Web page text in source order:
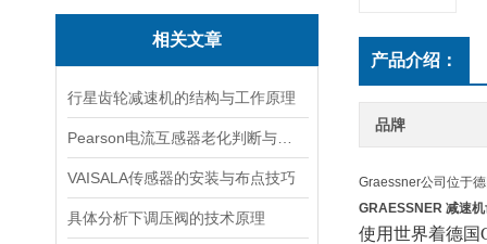
相关文章
行星齿轮减速机的结构与工作原理
VAISALA传感器的安装与布点技巧
具体分析下调压阀的技术原理
产品介绍：
品牌
Graessner公司位于
GRAESSNER 减速
使用世界着德国